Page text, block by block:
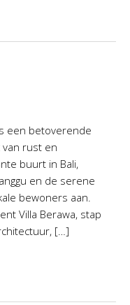
een betoverende
rust en
buurt in Bali,
en de serene
bewoners aan.
Villa Berawa, stap
[…]